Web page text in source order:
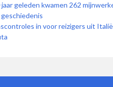
geleden kwamen 262
in voor reizigers uit